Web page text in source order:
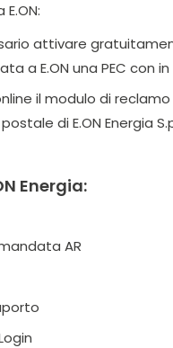
attivare
a E.ON una PEC
il modulo di
di E.ON Energia
Energia:
AR